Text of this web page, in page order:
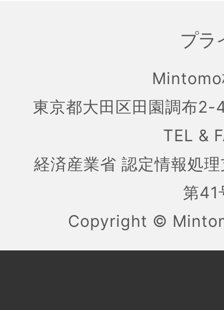
プラ
東京都大田区田園調布
TEL &
経済産業省 認定情報処
第
Copyright ©